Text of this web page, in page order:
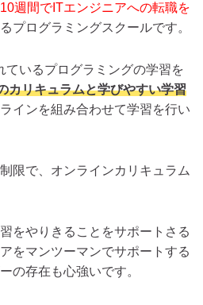
週間でITエンジニアへの転職を
プログラミングスクールです。
ているプログラミングの学習を
カリキュラムと学びやすい学習
インを組み合わせて学習を行い
限で、オンラインカリキュラム
をやりきることをサポートさる
をマンツーマンでサポートする
の存在も心強いです。